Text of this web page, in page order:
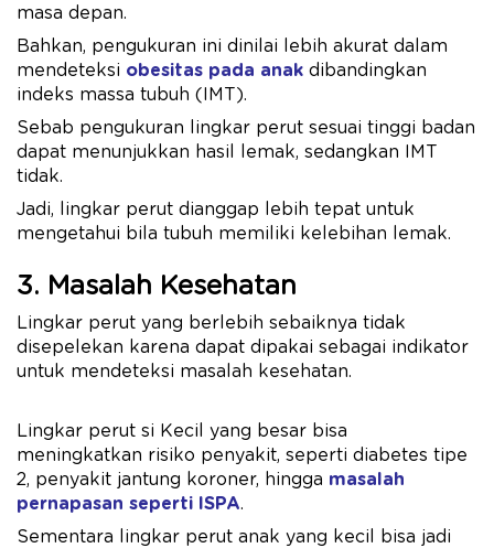
masa depan.
Bahkan, pengukuran ini dinilai lebih akurat dalam
mendeteksi obesitas pada anak dibandingkan
indeks massa tubuh (IMT).
Sebab pengukuran lingkar perut sesuai tinggi badan
dapat menunjukkan hasil lemak, sedangkan IMT
tidak.
Jadi, lingkar perut dianggap lebih tepat untuk
mengetahui bila tubuh memiliki kelebihan lemak.
3. Masalah Kesehatan
Lingkar perut yang berlebih sebaiknya tidak
disepelekan karena dapat dipakai sebagai indikator
untuk mendeteksi masalah kesehatan.
Lingkar perut si Kecil yang besar bisa
meningkatkan risiko penyakit, seperti diabetes tipe
2, penyakit jantung koroner, hingga masalah
pernapasan seperti ISPA.
Sementara lingkar perut anak yang kecil bisa jadi